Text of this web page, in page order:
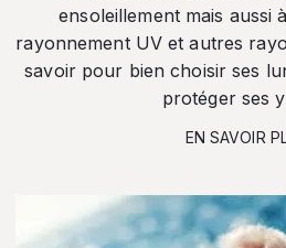
ensoleillement mais aussi
rayonnement UV et autres
savoir pour bien choisir ses
protéger ses
EN SAVOIR